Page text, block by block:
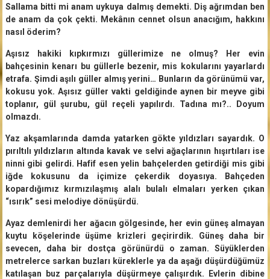
Sallama bitti mi anam uykuya dalmış demekti. Diş ağrımdan ben
de anam da çok çekti. Mekânın cennet olsun anacığım, hakkını
nasıl öderim?
Aşısız hakiki kıpkırmızı güllerimize ne olmuş? Her evin
bahçesinin kenarı bu güllerle bezenir, mis kokularını yayarlardı
etrafa. Şimdi aşılı güller almış yerini… Bunların da görünümü var,
kokusu yok. Aşısız güller vakti geldiğinde aynen bir meyve gibi
toplanır, gül şurubu, gül reçeli yapılırdı. Tadına mı?.. Doyum
olmazdı.
Yaz akşamlarında damda yatarken gökte yıldızları sayardık. O
pırıltılı yıldızların altında kavak ve selvi ağaçlarının hışırtıları ise
ninni gibi gelirdi. Hafif esen yelin bahçelerden getirdiği mis gibi
iğde kokusunu da içimize çekerdik doyasıya. Bahçeden
kopardığımız kırmızılaşmış alalı bulalı elmaları yerken çıkan
“ısırık” sesi melodiye dönüşürdü.
Ayaz demlenirdi her ağacın gölgesinde, her evin güneş almayan
kuytu köşelerinde üşüme krizleri geçirirdik. Güneş daha bir
sevecen, daha bir dostça görünürdü o zaman. Süyüklerden
metrelerce sarkan buzları küreklerle ya da aşağı düşürdüğümüz
katılaşan buz parçalarıyla düşürmeye çalışırdık. Evlerin dibine